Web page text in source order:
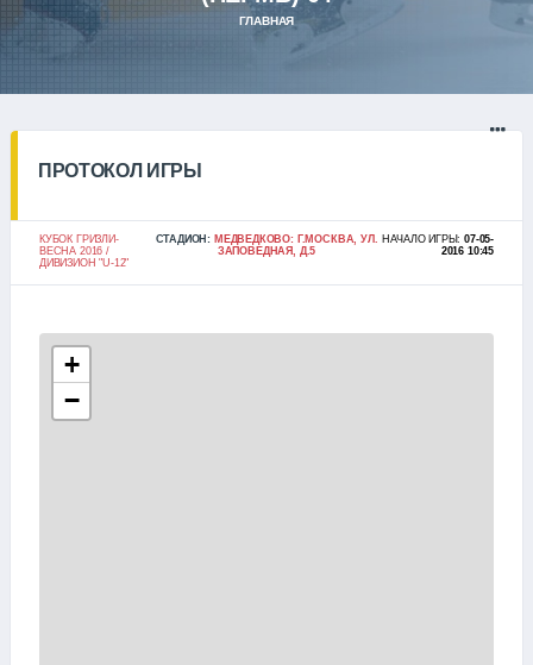
ГЛАВНАЯ
ПРОТОКОЛ ИГРЫ
КУБОК ГРИЗЛИ-
ВЕСНА 2016 /
ДИВИЗИОН "U-12"
СТАДИОН: МЕДВЕДКОВО: Г.МОСКВА, УЛ.
ЗАПОВЕДНАЯ, Д.5
НАЧАЛО ИГРЫ:07-05-
2016 10:45
+
−